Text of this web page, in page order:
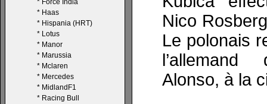
* Force India
* Haas
* Hispania (HRT)
* Lotus
* Manor
* Marussia
* Mclaren
* Mercedes
* MidlandF1
* Racing Bull
Nico
Le polonais
l’allemand
Alonso, à la